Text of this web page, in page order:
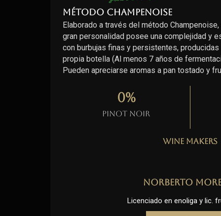
Método Champenoise
Elaborado a través del método
gran personalidad posee una complejidad y
con burbujas finas y persistentes,
propia botella (Al menos 7 años de
Pueden apreciarse aromas a pan tostado y
Pinot Noir
0%
Wine Makers
Norberto
Licenciado en enoliga y lic.